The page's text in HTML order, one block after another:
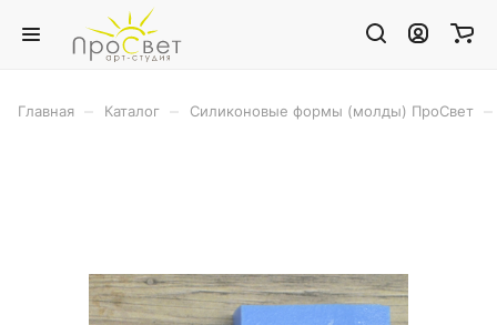
Главная Каталог Силиконовые формы (молды) ПроСвет